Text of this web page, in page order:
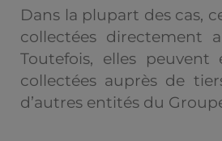
Dans la plupart des cas,
collectées directement
Toutefois, elles peuvent
collectées auprès de
d’autres entités du